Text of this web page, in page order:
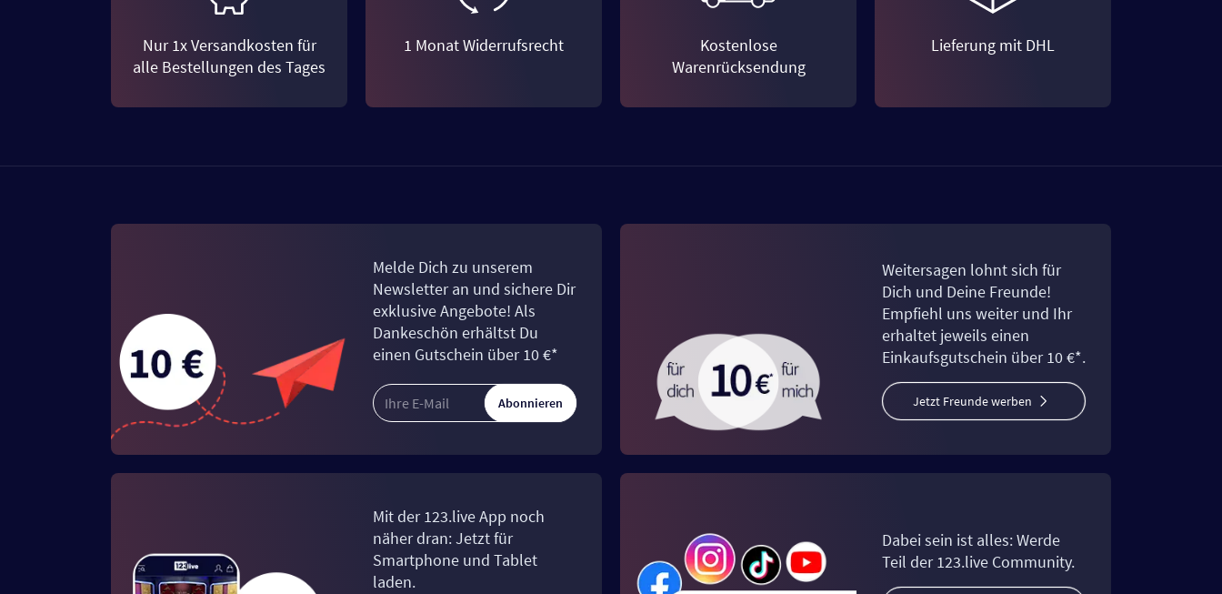
Nur 1x Versandkosten für
alle Bestellungen des Tages
1 Monat Widerrufsrecht
Kostenlose
Warenrücksendung
Lieferung mit DHL
Melde Dich zu unserem
Newsletter an und sichere Dir
exklusive Angebote! Als
Dankeschön erhältst Du
einen Gutschein über 10 €*
Abonnieren
Weitersagen lohnt sich für
Dich und Deine Freunde!
Empfiehl uns weiter und Ihr
erhaltet jeweils einen
Einkaufsgutschein über 10 €*.
Jetzt Freunde werben
Mit der 123.live App noch
näher dran: Jetzt für
Smartphone und Tablet
laden.
Dabei sein ist alles: Werde
Teil der 123.live Community.